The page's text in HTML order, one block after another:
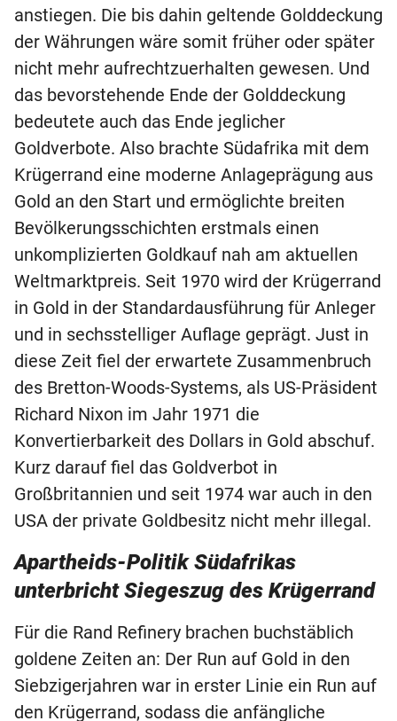
anstiegen. Die bis dahin geltende Golddeckung
der Währungen wäre somit früher oder später
nicht mehr aufrechtzuerhalten gewesen. Und
das bevorstehende Ende der Golddeckung
bedeutete auch das Ende jeglicher
Goldverbote. Also brachte Südafrika mit dem
Krügerrand eine moderne Anlageprägung aus
Gold an den Start und ermöglichte breiten
Bevölkerungsschichten erstmals einen
unkomplizierten Goldkauf nah am aktuellen
Weltmarktpreis. Seit 1970 wird der Krügerrand
in Gold in der Standardausführung für Anleger
und in sechsstelliger Auflage geprägt. Just in
diese Zeit fiel der erwartete Zusammenbruch
des Bretton-Woods-Systems, als US-Präsident
Richard Nixon im Jahr 1971 die
Konvertierbarkeit des Dollars in Gold abschuf.
Kurz darauf fiel das Goldverbot in
Großbritannien und seit 1974 war auch in den
USA der private Goldbesitz nicht mehr illegal.
Apartheids-Politik Südafrikas
unterbricht Siegeszug des Krügerrand
Für die Rand Refinery brachen buchstäblich
goldene Zeiten an: Der Run auf Gold in den
Siebzigerjahren war in erster Linie ein Run auf
den Krügerrand, sodass die anfängliche